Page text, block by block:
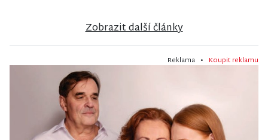
Zobrazit další články
Reklama • Koupit reklamu